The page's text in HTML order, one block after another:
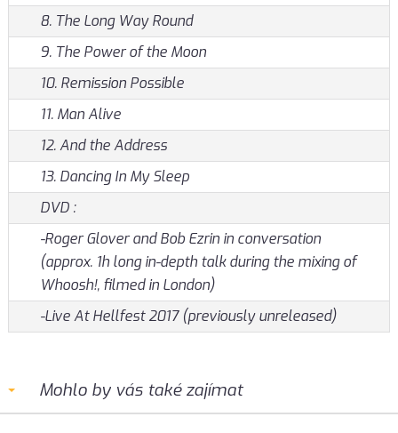
8. The Long Way Round
9. The Power of the Moon
10. Remission Possible
11. Man Alive
12. And the Address
13. Dancing In My Sleep
DVD :
-Roger Glover and Bob Ezrin in conversation
(approx. 1h long in-depth talk during the mixing of
Whoosh!, filmed in London)
-Live At Hellfest 2017 (previously unreleased)
Mohlo by vás také zajímat